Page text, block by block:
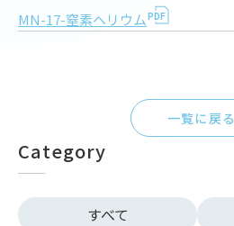
Category
すべて
MN-17-窒素ヘリウム
一覧に戻る